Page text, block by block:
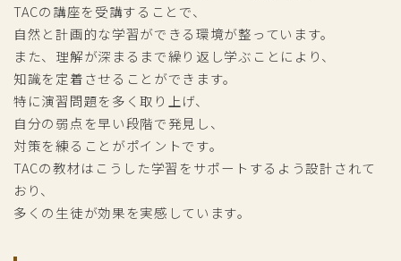
TACの講座を受講することで、
自然と計画的な学習ができる環境が整っています。
また、理解が深まるまで繰り返し学ぶことにより、
知識を定着させることができます。
特に演習問題を多く取り上げ、
自分の弱点を早い段階で発見し、
対策を練ることがポイントです。
TACの教材はこうした学習をサポートするよう設計されて
おり、
多くの生徒が効果を実感しています。